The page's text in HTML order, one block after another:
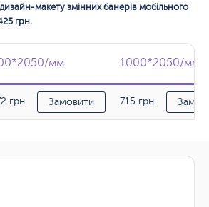
макету змінних банерів мобільного
грн.
мм 1000*2050/мм
мм 1000*2050/мм
грн. Замовити 715 грн.